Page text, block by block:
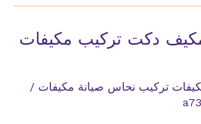
دكت تركيب مكيفات
تركيب نحاس صيانة مكيفات /